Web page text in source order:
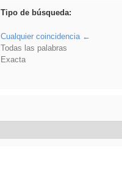
Tipo de búsqueda:
Cualquier coincidencia
Todas las palabras
Exacta